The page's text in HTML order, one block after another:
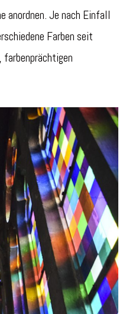
anordnen. Je nach Einfall
Farben seit